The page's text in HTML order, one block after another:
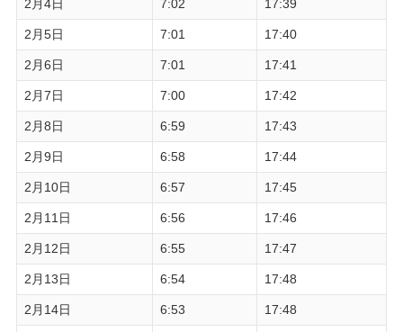
2月4日 7:02 17:39
2月5日 7:01 17:40
2月6日 7:01 17:41
2月7日 7:00 17:42
2月8日 6:59 17:43
2月9日 6:58 17:44
2月10日 6:57 17:45
2月11日 6:56 17:46
2月12日 6:55 17:47
2月13日 6:54 17:48
2月14日 6:53 17:48